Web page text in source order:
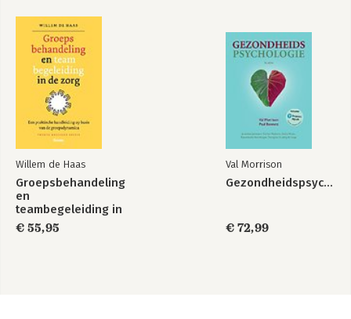
Willem de Haas
Groepsbehandeling
en
teambegeleiding in
de zorg
€ 55,95
Val Morrison
Gezondheidspsychologie
€ 72,99